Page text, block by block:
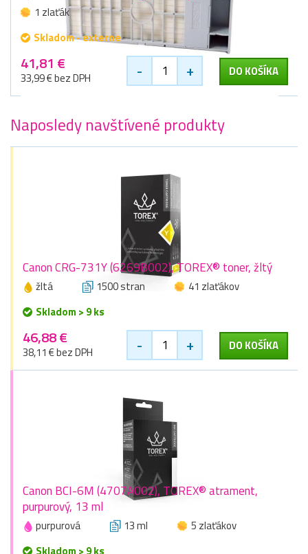
1 zlaťák
Skladom - externe
41,81 €
33,99 € bez DPH - + DO KOŠÍKA
Naposledy navštívené produkty
Canon CRG-731Y (6269B002), TOREX® toner, žltý
žltá 1500 stran
41 zlaťákov
Skladom > 9 ks
46,88 €
38,11 € bez DPH - + DO KOŠÍKA
Canon BCI-6M (4707A002), TOREX® atrament,
purpurový, 13 ml
purpurová 13 ml
5 zlaťákov